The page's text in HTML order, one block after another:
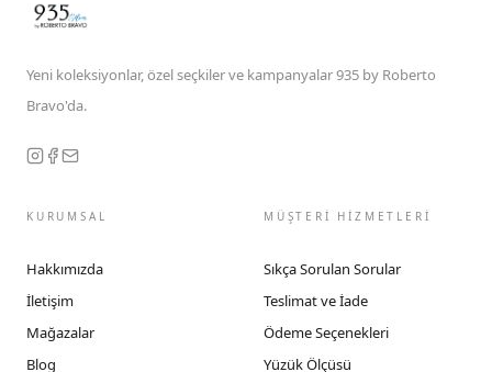
Yeni koleksiyonlar, özel seçkiler ve kampanyalar 935 by Roberto
Bravo'da.
KURUMSAL
Hakkımızda
İletişim
Mağazalar
Blog
MÜŞTERİ HİZMETLERİ
Sıkça Sorulan Sorular
Teslimat ve İade
Ödeme Seçenekleri
Yüzük Ölçüsü